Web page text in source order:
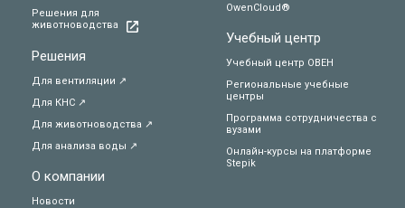
Решения для
животноводства
Решения
Для вентиляции ↗
Для КНС ↗
Для животноводства ↗
Для анализа воды ↗
О компании
Новости
OwenCloud®
Учебный центр
Учебный центр ОВЕН
Региональные учебные
центры
Программа сотрудничества с
вузами
Онлайн-курсы на платформе
Stepik